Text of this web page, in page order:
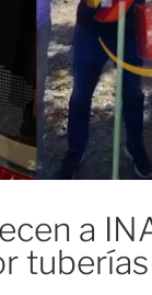
a
tuberías